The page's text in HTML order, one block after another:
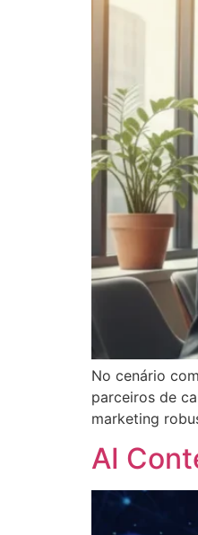
No cenário
parceiros de
marketing
AI